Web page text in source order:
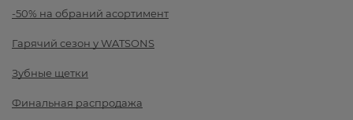
-50% на обраний асортимент
Гарячий сезон у WATSONS
Зубные щетки
Финальная распродажа